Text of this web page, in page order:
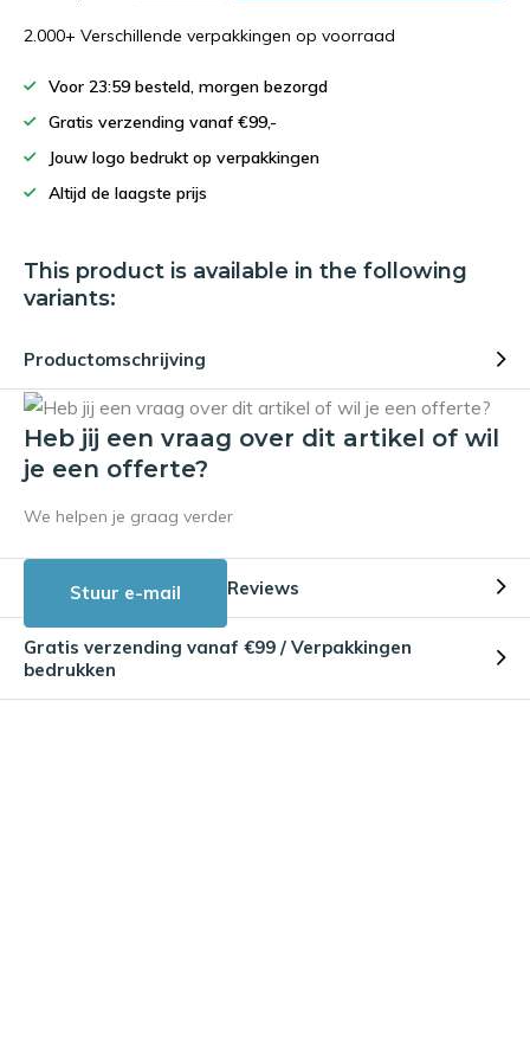
2.000+ Verschillende verpakkingen op voorraad
Voor 23:59 besteld, morgen bezorgd
Gratis verzending vanaf €99,-
Jouw logo bedrukt op verpakkingen
Altijd de laagste prijs
This product is available in the following
variants:
Productomschrijving
Heb jij een vraag over dit artikel of wil
je een offerte?
We helpen je graag verder
Stuur e-mail Reviews
Gratis verzending vanaf €99 / Verpakkingen
bedrukken